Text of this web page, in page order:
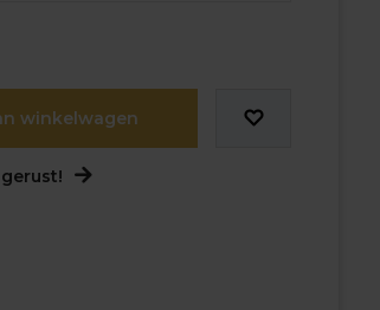
winkelwagen